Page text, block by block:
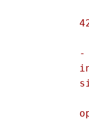
-